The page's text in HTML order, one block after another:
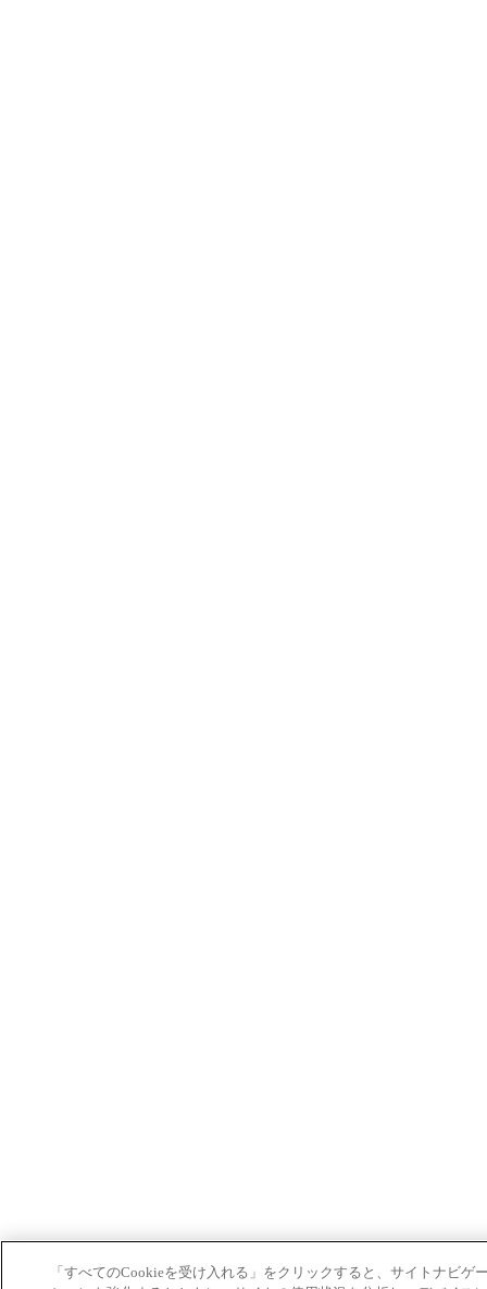
「すべてのCookieを受け入れる」をクリックすると、サイトナビゲ